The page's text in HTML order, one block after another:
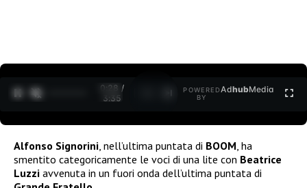
0:30 /
3:35
POWERED
BY
AdhubMedia
Alfonso Signorini , nell’ultima puntata di BOOM , ha
smentito categoricamente le voci di una lite con Beatrice
Luzzi avvenuta in un fuori onda dell’ultima puntata di